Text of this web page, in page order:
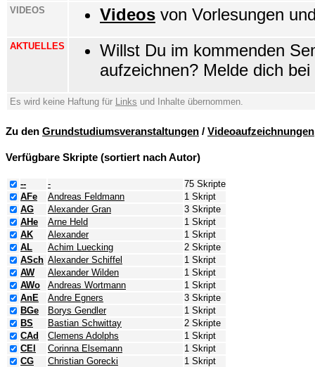
VIDEOS Videos von Vorlesungen
AKTUELLES
Willst Du im kommenden
aufzeichnen? Melde dich
Es wird keine Haftung für Links und Inhalte übernommen.
Zu den Grundstudiumsveranstaltungen / Videoaufzeichnungen
Verfügbare Skripte (sortiert nach Autor)
-- -
75 Skripte
AFe
Andreas Feldmann
1 Skript
AG
Alexander Gran
3 Skripte
AHe
Arne Held
1 Skript
AK
Alexander
1 Skript
AL
Achim Luecking
2 Skripte
ASch Alexander Schiffel
1 Skript
AW
Alexander Wilden
1 Skript
AWo
Andreas Wortmann
1 Skript
AnE
Andre Egners
3 Skripte
BGe
Borys Gendler
1 Skript
BS
Bastian Schwittay
2 Skripte
CAd
Clemens Adolphs
1 Skript
CEl
Corinna Elsemann
1 Skript
CG
Christian Gorecki
1 Skript